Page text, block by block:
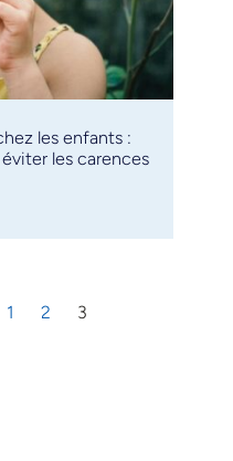
les enfants :
les carences
1 2 3